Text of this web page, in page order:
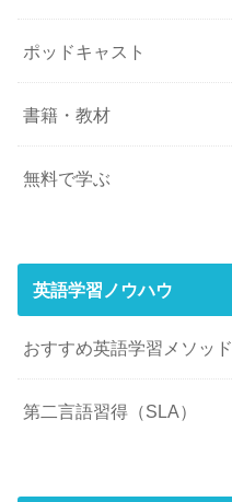
ポッドキャスト
書籍・教材
無料で学ぶ
英語学習ノウハウ
おすすめ英語学習メソッド
第二言語習得（SLA）